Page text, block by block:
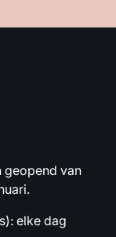
geopend van
elke dag